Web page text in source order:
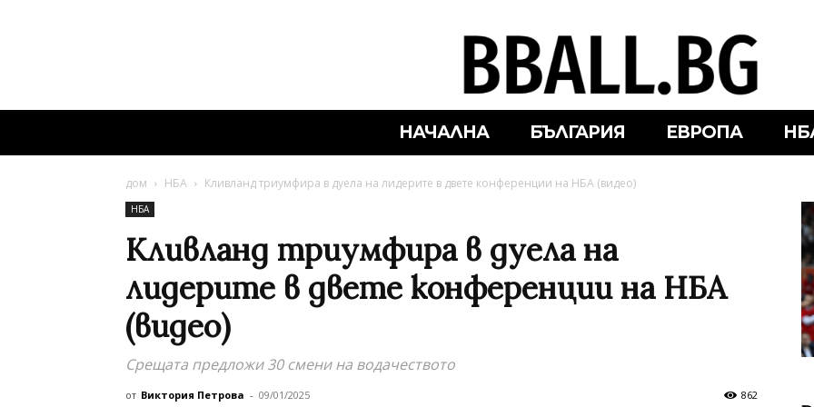
НАЧАЛНА БЪЛГАРИЯ ЕВРОПА
дом НБА Кливланд триумфира в дуела на лидерите в двете конференции на НБА (видео)
НБА
Кливланд триумфира в дуела на
лидерите в двете конференции на НБА
(видео)
Срещата предложи 30 смени на водачеството
от Виктория Петрова - 09/01/2025 862